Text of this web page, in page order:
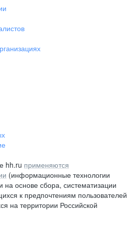
hh.ru применяются
(информационные технологии
основе сбора, систематизации
к предпочтениям пользователей
на территории Российской